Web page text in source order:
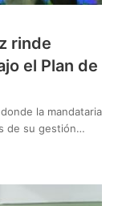
rinde
el Plan de
la mandataria
de su gestión…